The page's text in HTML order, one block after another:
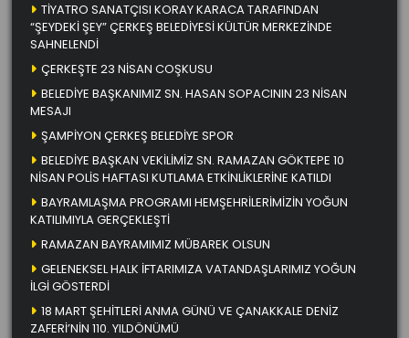
TİYATRO SANATÇISI KORAY KARACA TARAFINDAN
“ŞEYDEKİ ŞEY” ÇERKEŞ BELEDİYESİ KÜLTÜR MERKEZİNDE
SAHNELENDİ
ÇERKEŞTE 23 NİSAN COŞKUSU
BELEDİYE BAŞKANIMIZ SN. HASAN SOPACININ 23 NİSAN
MESAJI
ŞAMPİYON ÇERKEŞ BELEDİYE SPOR
BELEDİYE BAŞKAN VEKİLİMİZ SN. RAMAZAN GÖKTEPE 10
NİSAN POLİS HAFTASI KUTLAMA ETKİNLİKLERİNE KATILDI
BAYRAMLAŞMA PROGRAMI HEMŞEHRİLERİMİZİN YOĞUN
KATILIMIYLA GERÇEKLEŞTİ
RAMAZAN BAYRAMIMIZ MÜBAREK OLSUN
GELENEKSEL HALK İFTARIMIZA VATANDAŞLARIMIZ YOĞUN
İLGİ GÖSTERDİ
18 MART ŞEHİTLERİ ANMA GÜNÜ VE ÇANAKKALE DENİZ
ZAFERİ’NİN 110. YILDÖNÜMÜ